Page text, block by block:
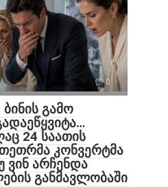
0
გამო
24 საათის
კონვერტმა
ვინ არჩენდა
განმავლობაში